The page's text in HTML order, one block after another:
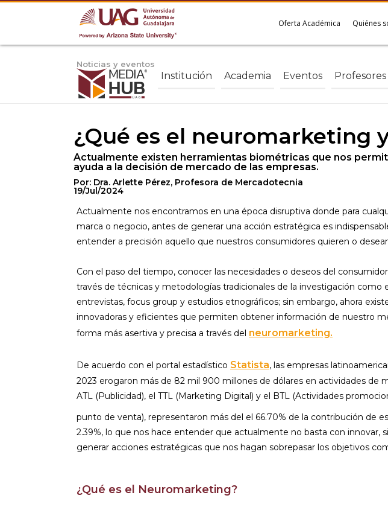
Oferta Académica Quiénes
Noticias y eventos
Institución Academia Eventos Profesores
¿Qué es el neuromarketing
Actualmente existen herramientas biométricas que nos
ayuda a la decisión de mercado de las empresas.
Por: Dra. Arlette Pérez, Profesora de Mercadotecnia
19/Jul/2024
Actualmente nos encontramos en una época disruptiva donde para
marca o negocio, antes de generar una acción estratégica es
entender a precisión aquello que nuestros consumidores quieren o
Con el paso del tiempo, conocer las necesidades o deseos del
través de técnicas y metodologías tradicionales de la investigación como
entrevistas, focus group y estudios etnográficos; sin embargo, ahora
innovadoras y eficientes que permiten obtener información de nuestro
forma más asertiva y precisa a través del neuromarketing.
De acuerdo con el portal estadístico Statista, las empresas
2023 erogaron más de 82 mil 900 millones de dólares en actividades de
ATL (Publicidad), el TTL (Marketing Digital) y el BTL (Actividades
punto de venta), representaron más del el 66.70% de la contribución de
2.39%, lo que nos hace entender que actualmente no basta con innovar,
generar acciones estratégicas que nos hagan sobrepasar los objetivos
¿Qué es el Neuromarketing?